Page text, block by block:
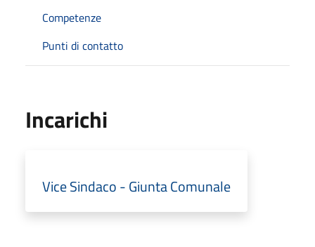
Competenze
Punti di contatto
Incarichi
Vice Sindaco - Giunta Comunale